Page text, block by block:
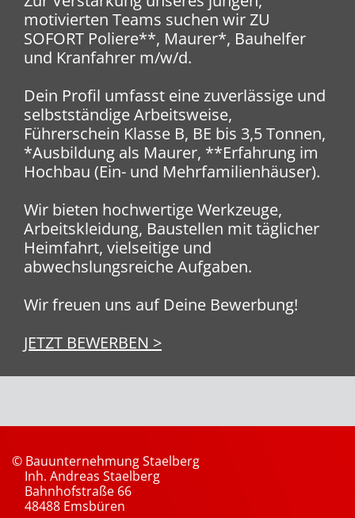
motivierten Teams suchen wir ZU
SOFORT Poliere**, Maurer*, Bauhelfer
und Kranfahrer m/w/d.
Dein Profil umfasst eine zuverlässige und
selbstständige Arbeitsweise,
Führerschein Klasse B, BE bis 3,5 Tonnen,
*Ausbildung als Maurer, **Erfahrung im
Hochbau (Ein- und Mehrfamilienhäuser).
Wir bieten hochwertige Werkzeuge,
Arbeitskleidung, Baustellen mit täglicher
Heimfahrt, vielseitige und
abwechslungsreiche Aufgaben.
Wir freuen uns auf Deine Bewerbung!
JETZT BEWERBEN >
© Bauunternehmung Staelberg
Inh. Andreas Staelberg
Bahnhofstraße 66
48488 Emsbüren